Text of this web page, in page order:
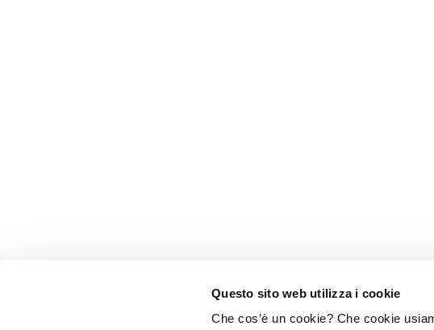
Questo sito web utilizza i cookie
Che cos’è un cookie? Che cookie